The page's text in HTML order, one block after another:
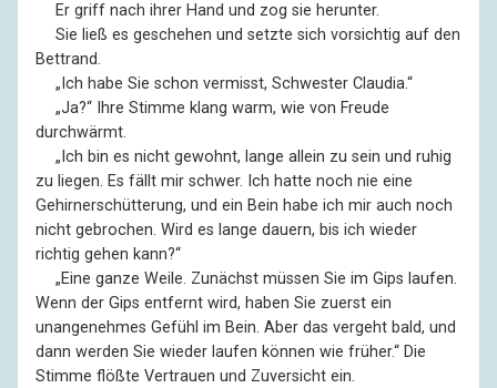
Er griff nach ihrer Hand und zog sie herunter.
Sie ließ es geschehen und setzte sich vorsichtig auf den
Bettrand.
„Ich habe Sie schon vermisst, Schwester Claudia.“
„Ja?“ Ihre Stimme klang warm, wie von Freude
durchwärmt.
„Ich bin es nicht gewohnt, lange allein zu sein und ruhig
zu liegen. Es fällt mir schwer. Ich hatte noch nie eine
Gehirnerschütterung, und ein Bein habe ich mir auch noch
nicht gebrochen. Wird es lange dauern, bis ich wieder
richtig gehen kann?“
„Eine ganze Weile. Zunächst müssen Sie im Gips laufen.
Wenn der Gips entfernt wird, haben Sie zuerst ein
unangenehmes Gefühl im Bein. Aber das vergeht bald, und
dann werden Sie wieder laufen können wie früher.“ Die
Stimme flößte Vertrauen und Zuversicht ein.